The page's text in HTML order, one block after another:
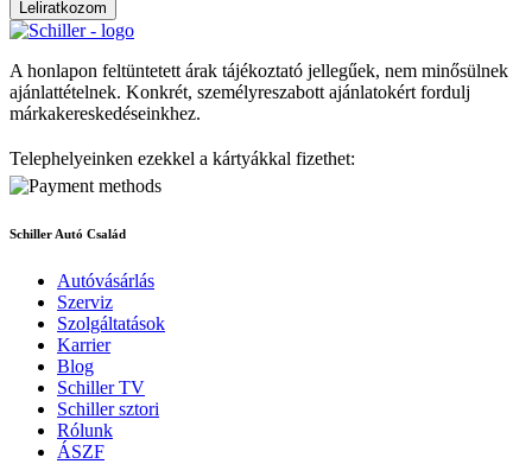
Leliratkozom
A honlapon feltüntetett árak tájékoztató jellegűek, nem minősülnek
ajánlattételnek. Konkrét, személyreszabott ajánlatokért fordulj
márkakereskedéseinkhez.
Telephelyeinken ezekkel a kártyákkal fizethet:
Schiller Autó Család
Autóvásárlás
Szerviz
Szolgáltatások
Karrier
Blog
Schiller TV
Schiller sztori
Rólunk
ÁSZF